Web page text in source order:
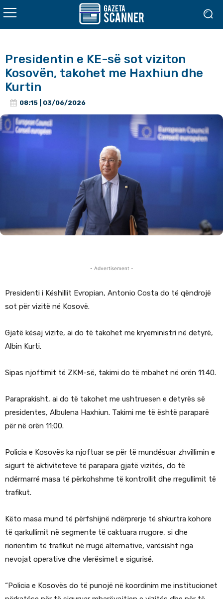
Presidentin e KE-së sot viziton
Kosovën, takohet me Haxhiun dhe
Kurtin
08:15 | 03/06/2026
- Advertisement -
Presidenti i Këshillit Evropian, Antonio Costa do të qëndrojë
sot për vizitë në Kosovë.
Gjatë kësaj vizite, ai do të takohet me kryeministri në detyrë,
Albin Kurti.
Sipas njoftimit të ZKM-së, takimi do të mbahet në orën 11:40.
Paraprakisht, ai do të takohet me ushtruesen e detyrës së
presidentes, Albulena Haxhiun. Takimi me të është paraparë
për në orën 11:00.
Policia e Kosovës ka njoftuar se për të mundësuar zhvillimin e
sigurt të aktiviteteve të parapara gjatë vizitës, do të
ndërmarrë masa të përkohshme të kontrollit dhe rregullimit të
trafikut.
Këto masa mund të përfshijnë ndërprerje të shkurtra kohore
të qarkullimit në segmente të caktuara rrugore, si dhe
riorientim të trafikut në rrugë alternative, varësisht nga
nevojat operative dhe vlerësimet e sigurisë.
“Policia e Kosovës do të punojë në koordinim me institucionet